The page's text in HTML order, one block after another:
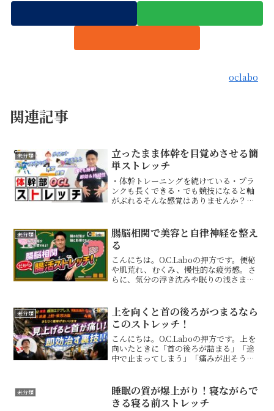
oclabo
関連記事
未分類
立ったまま体幹を目覚めさせる簡
単ストレッチ
・体幹トレーニングを続けている・プラ
ンクも長くできる・でも競技になると軸
がぶれるそんな感覚はありませんか？体
が重要です。ポジションが整っていない
まま負荷をかけても、本来...
未分類
腸脳相関で美容と自律神経を整え
る
こんにちは。O.C.Laboの押方です。便秘
や肌荒れ、むくみ、慢性的な疲労感。さ
らに、気分の浮き沈みや眠りの浅さまで
す。腸と脳は神経やホルモンを通じて密
接につながってい...
未分類
上を向くと首の後ろがつまるなら
このストレッチ！
こんにちは。O.C.Laboの押方です。上を
向いたときに「首の後ろが詰まる」「途
中で止まってしまう」「痛みが出そうで
いますよね。このタイプの首の不調は、
首そのものが硬い...
未分類
睡眠の質が爆上がり！寝ながらで
きる寝る前ストレッチ